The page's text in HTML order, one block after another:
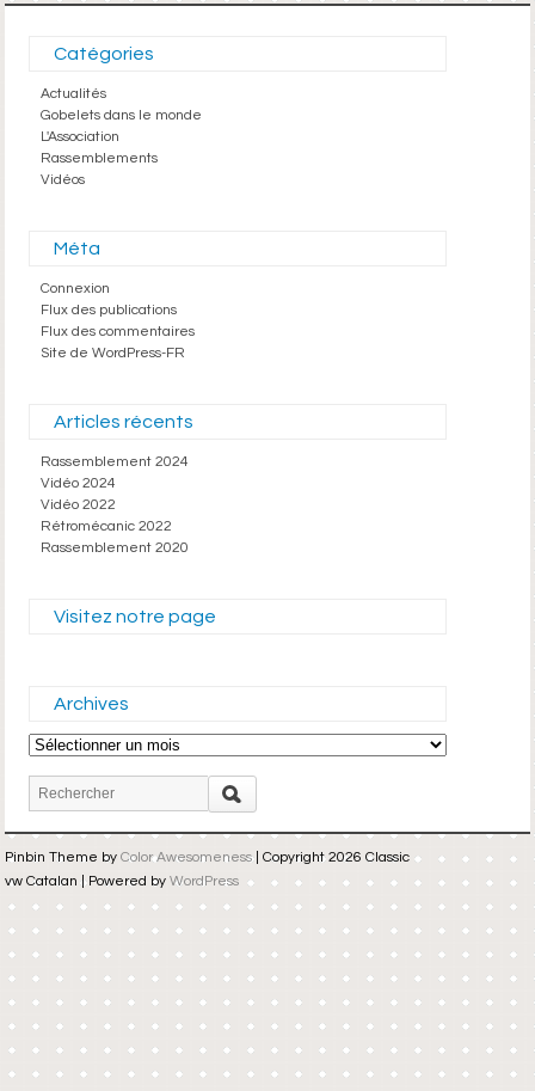
Catégories
Actualités
Gobelets dans le monde
L'Association
Rassemblements
Vidéos
Méta
Connexion
Flux des publications
Flux des commentaires
Site de WordPress-FR
Articles récents
Rassemblement 2024
Vidéo 2024
Vidéo 2022
Rétromécanic 2022
Rassemblement 2020
Visitez notre page
Archives
Archives
Pinbin Theme by Color Awesomeness| Copyright 2026 Classic
vw Catalan | Powered by WordPress